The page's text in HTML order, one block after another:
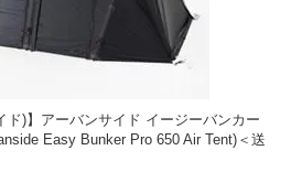
ド)】アーバンサイド イージーバンカー
Easy Bunker Pro 650 Air Tent)＜送